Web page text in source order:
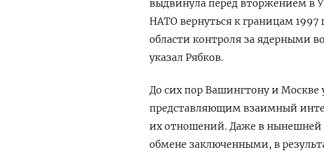
выдвинула перед вторжением в
НАТО вернуться к границам 1997
области контроля за ядерными
указал Рябков.
До сих пор Вашингтону и Москве
представляющим взаимный
их отношений. Даже в нынешней
обмене заключенными, в